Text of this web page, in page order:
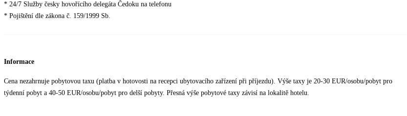
* 24/7 Služby česky hovořícího delegáta Čedoku na telefonu
* Pojištění dle zákona č. 159/1999 Sb.
Informace
Cena nezahrnuje pobytovou taxu (platba v hotovosti na recepci ubytovacího zařízení při příjezdu). Výše taxy je 20-30 EUR/osobu/pobyt pro
týdenní pobyt a 40-50 EUR/osobu/pobyt pro delší pobyty. Přesná výše pobytové taxy závisí na lokalitě hotelu.